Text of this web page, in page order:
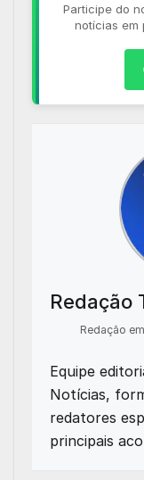
Participe do
notícias em
Redação
Redação
Equipe
Notícias,
redatores
principais